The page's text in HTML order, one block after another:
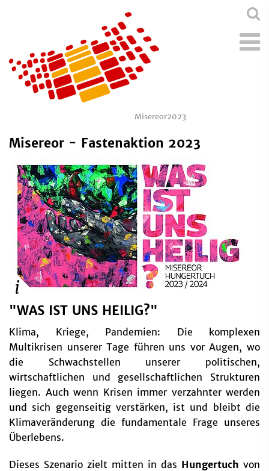
Misereor2023
Misereor - Fastenaktion 2023
"WAS IST UNS HEILIG?"
Klima, Kriege, Pandemien: Die komplexen
Multikrisen unserer Tage führen uns vor Augen, wo
die Schwachstellen unserer politischen,
wirtschaftlichen und gesellschaftlichen Strukturen
liegen. Auch wenn Krisen immer verzahnter werden
und sich gegenseitig verstärken, ist und bleibt die
Klimaveränderung die fundamentale Frage unseres
Überlebens.
Dieses Szenario zielt mitten in das Hungertuch von